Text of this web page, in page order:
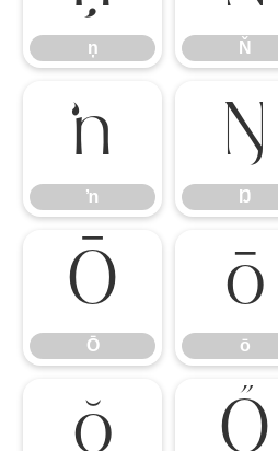
ņ Ň
ŉ
ŉ
Ŋ
Ŋ
Ō
Ō
ō
ō
ŏ Ő